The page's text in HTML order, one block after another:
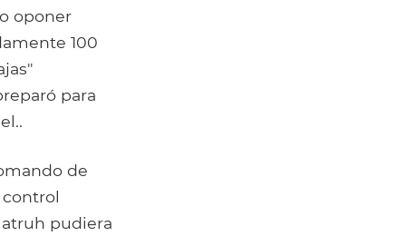
oponer
100
para
de
pudiera